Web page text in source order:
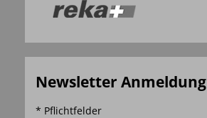
Newsletter Anmeldung
* Pflichtfelder